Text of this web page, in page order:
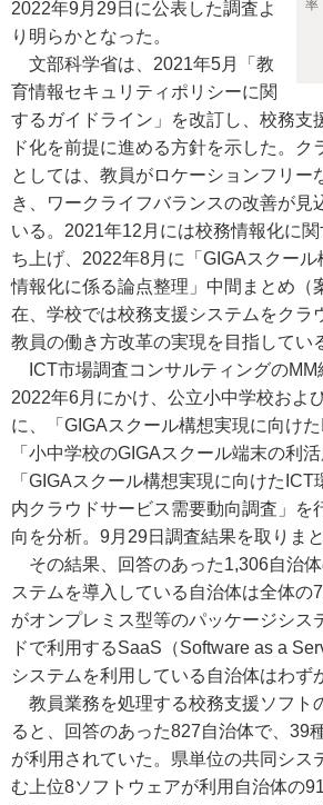
率
2022年9月29日に公表した調査よ
り明らかとなった。
文部科学省は、2021年5月「教
育情報セキュリティポリシーに関
するガイドライン」を改訂し、校務支
ド化を前提に進める方針を示した。ク
としては、教員がロケーションフリー
き、ワークライフバランスの改善が見
いる。2021年12月には校務情報化に
ち上げ、2022年8月に「GIGAスクー
情報化に係る論点整理」中間まとめ（
在、学校では校務支援システムをクラ
教員の働き方改革の実現を目指してい
ICT市場調査コンサルティングのMM
2022年6月にかけ、公立小中学校およ
に、「GIGAスクール構想実現に向けた
「小中学校のGIGAスクール端末の利活
「GIGAスクール構想実現に向けたICT
内クラウドサービス需要動向調査」を
向を分析。9月29日調査結果を取りま
その結果、回答のあった1,306自治
ステムを導入している自治体は全体の
がオンプレミス型等のパッケージシス
ドで利用するSaaS（Software as a
システムを利用している自治体はわず
教員業務を処理する校務支援ソフト
ると、回答のあった827自治体で、39
が利用されていた。県単位の共同シス
む上位8ソフトウェアが利用自治体の